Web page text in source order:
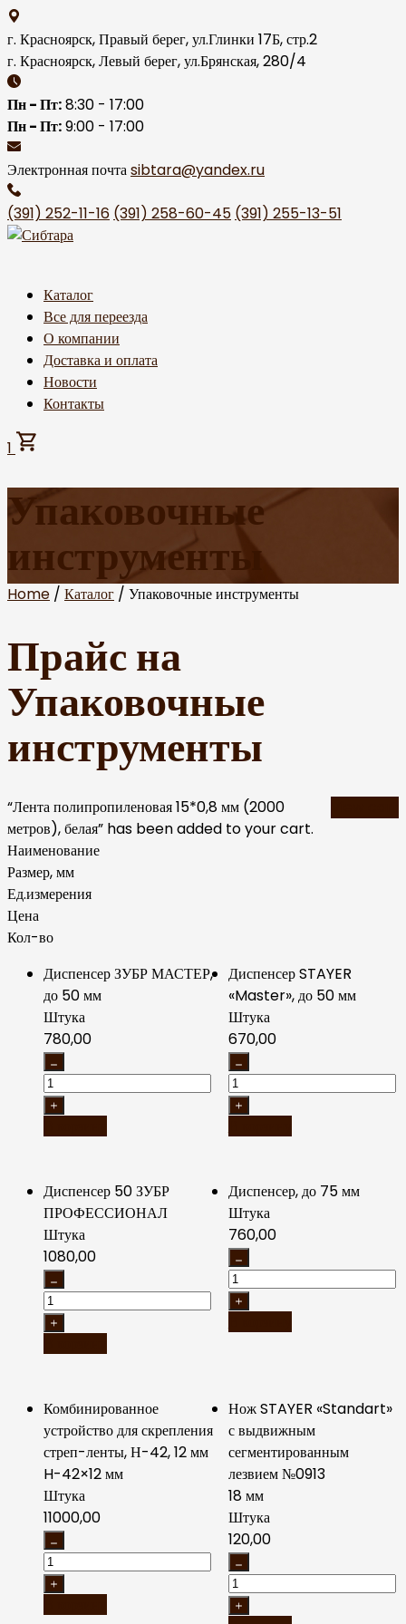
Skip
to
content
г. Красноярск, Правый берег, ул.Глинки 17Б, стр.2
г. Красноярск, Левый берег, ул.Брянская, 280/4
Пн - Пт:8:30 - 17:00
Пн - Пт:9:00 - 17:00
Электронная почтаsibtara@yandex.ru
(391) 252-11-16 (391) 258-60-45 (391) 255-13-51
Каталог
Все для переезда
О компании
Доставка и оплата
Новости
Контакты
1
Упаковочные
инструменты
Home / Каталог / Упаковочные инструменты
Прайс на
Упаковочные
инструменты
“Лента полипропиленовая 15*0,8 мм (2000
метров), белая” has been added to your cart.
Наименование
Размер, мм
Ед.измерения
Цена
Кол-во
Диспенсер ЗУБР МАСТЕР,
до 50 мм
Штука
780,00
Диспенсер STAYER
«Master», до 50 мм
Штука
670,00
Диспенсер 50 ЗУБР
ПРОФЕССИОНАЛ
Штука
1080,00
Диспенсер, до 75 мм
Штука
760,00
Комбинированное
устройство для скрепления
стреп-ленты, Н-42, 12 мм
H-42×12 мм
Штука
11000,00
Нож STAYER «Standart»
с выдвижным
сегментированным
лезвием №0913
18 мм
Штука
120,00